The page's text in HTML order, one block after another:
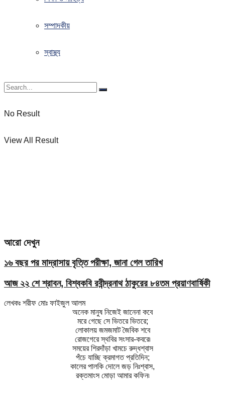
সম্পাদকীয়
স্বাস্থ্য
No Result
View All Result
আরো দেখুন
১৬ বছর পর মাদ্রাসায় বৃত্তি পরীক্ষা, জানা গেল তারিখ
আজ ২২ শে শ্রাবন, বিশ্বকবি রবীন্দ্রনাথ ঠাকুরের ৮৪তম প্রয়াণবার্ষিকী
লেখকঃ শরীফ মোঃ ফাইজুল আলম
অনেক মানুষ নিজেই জানেনা কবে
মরে গেছে সে ভিতরে ভিতরে;
লোকালয় জমজমাট জৈবিক শবে
রোজগেরে স্থবির সংসার-কবরে৷
সময়ের শিরদাঁড়া খামচে রুদ্ধশ্বাস
পঁচে যাচ্ছি ক্রমাগত প্রতিদিন;
কালের পালকি দোলে জড় নিঃশ্বাস,
রক্তমাংস মোড়া আমার কফিন৷